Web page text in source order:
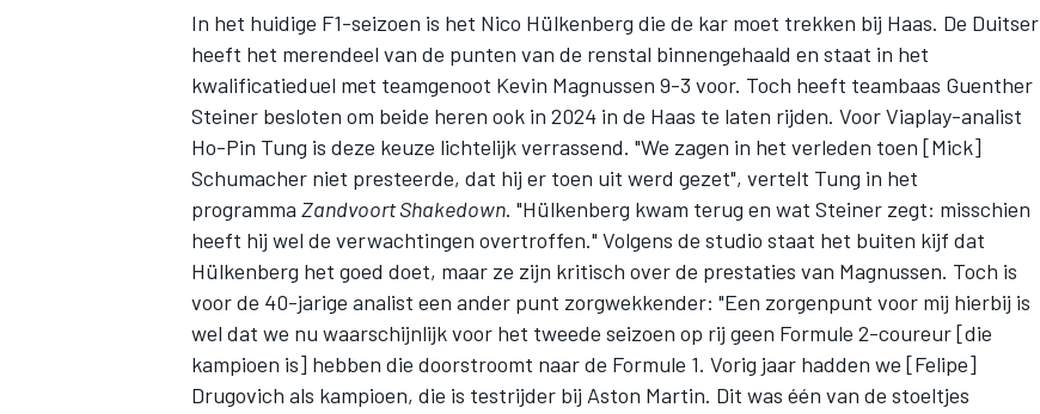
WEC DTM
In het huidige F1-seizoen is het Nico Hülkenberg die de kar moet trekken bij Haas. De Duitser
heeft het merendeel van de punten van de renstal binnengehaald en staat in het
kwalificatieduel met teamgenoot Kevin Magnussen 9-3 voor. Toch heeft teambaas Guenther
Steiner besloten om beide heren ook in 2024 in de Haas te laten rijden. Voor Viaplay-analist
Ho-Pin Tung is deze keuze lichtelijk verrassend. "We zagen in het verleden toen [Mick]
Schumacher niet presteerde, dat hij er toen uit werd gezet", vertelt Tung in het
programma Zandvoort Shakedown. "Hülkenberg kwam terug en wat Steiner zegt: misschien
heeft hij wel de verwachtingen overtroffen." Volgens de studio staat het buiten kijf dat
Hülkenberg het goed doet, maar ze zijn kritisch over de prestaties van Magnussen. Toch is
voor de 40-jarige analist een ander punt zorgwekkender: "Een zorgenpunt voor mij hierbij is
wel dat we nu waarschijnlijk voor het tweede seizoen op rij geen Formule 2-coureur [die
kampioen is] hebben die doorstroomt naar de Formule 1. Vorig jaar hadden we [Felipe]
Drugovich als kampioen, die is testrijder bij Aston Martin. Dit was één van de stoeltjes